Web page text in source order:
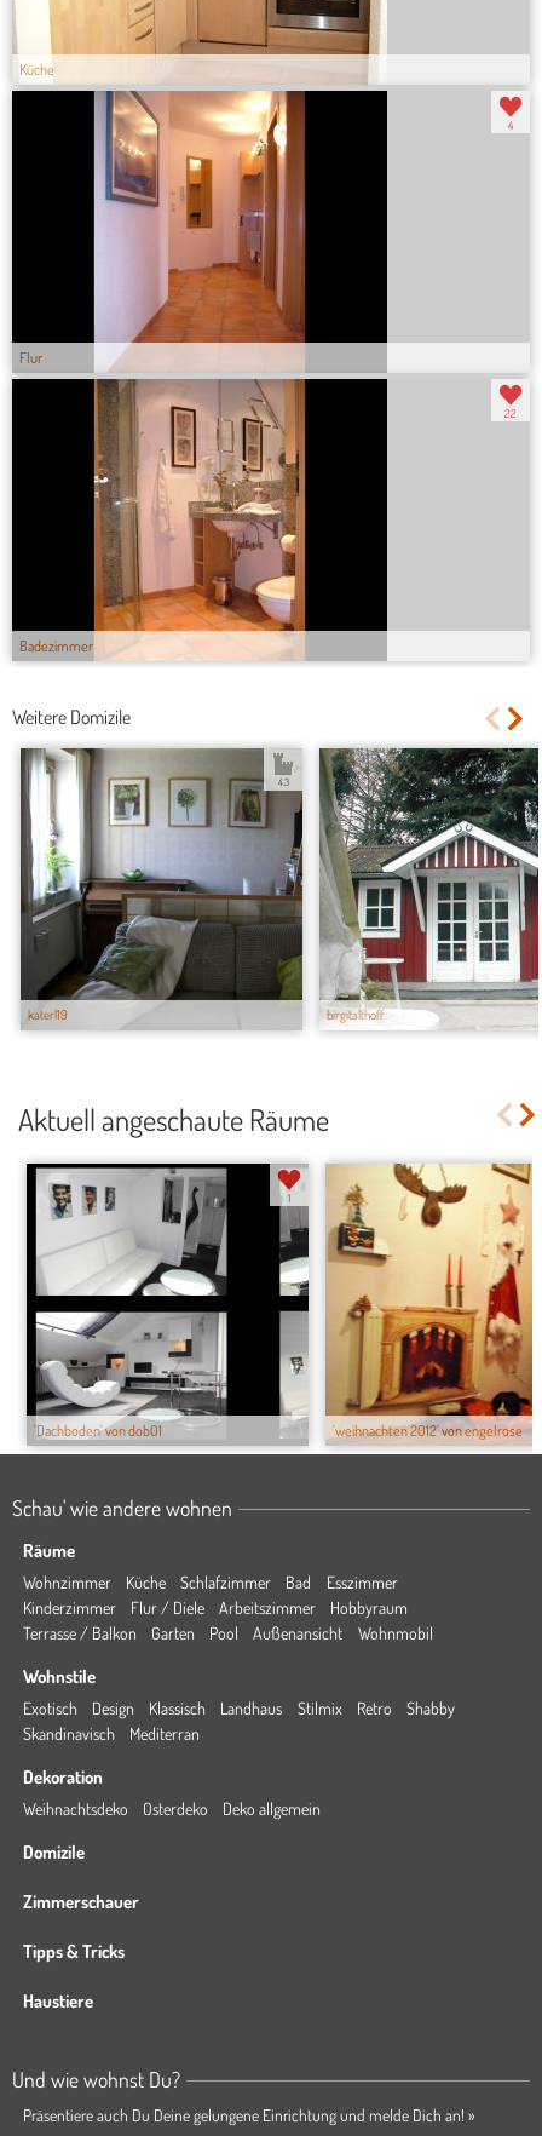
Küche
Flur
4
Badezimmer
22
Weitere Domizile
katerl19
4.3
birgitalthoff
Aktuell angeschaute Räume
'Dachboden' von dob01
1
'weihnachten 2012' von engelrose
Schau' wie andere wohnen
Räume
Wohnzimmer Küche Schlafzimmer Bad
Esszimmer
Kinderzimmer
Flur / Diele Arbeitszimmer
Hobbyraum
Terrasse / Balkon
Garten Pool Außenansicht Wohnmobil
Wohnstile
Exotisch Design Klassisch Landhaus Stilmix Retro
Shabby
Skandinavisch
Mediterran
Dekoration
Weihnachtsdeko Osterdeko Deko allgemein
Domizile
Zimmerschauer
Tipps & Tricks
Haustiere
Und wie wohnst Du?
Präsentiere auch Du Deine gelungene Einrichtung und melde Dich an! »